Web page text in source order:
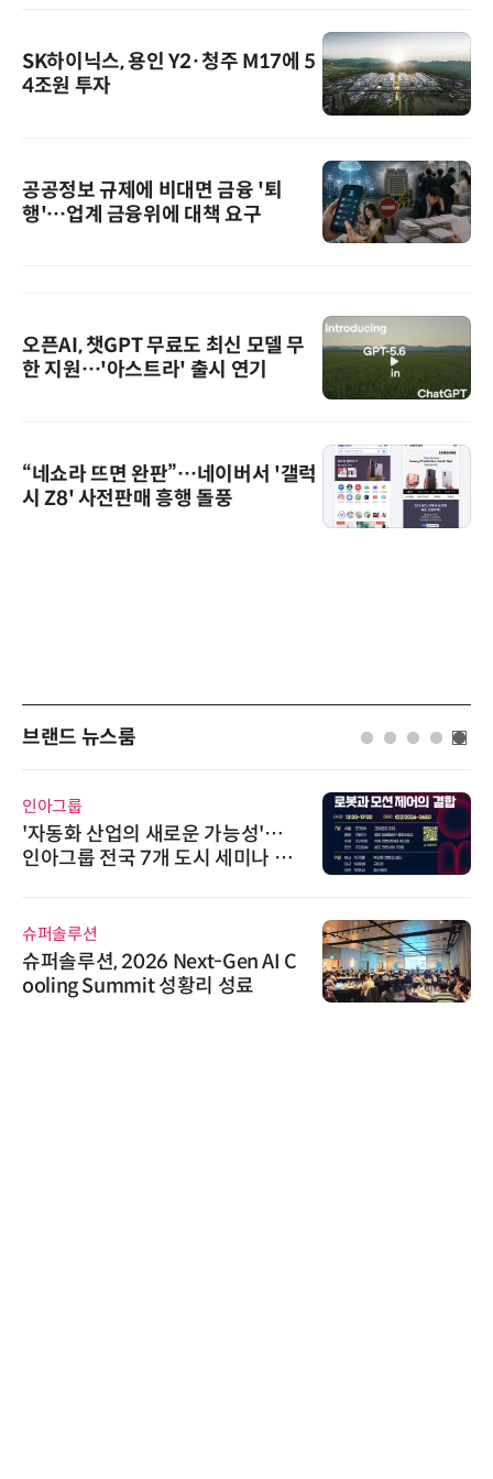
SK하이닉스, 용인 Y2·청주 M17에 5
4조원 투자
공공정보 규제에 비대면 금융 '퇴
행'…업계 금융위에 대책 요구
오픈AI, 챗GPT 무료도 최신 모델 무
한 지원…'아스트라' 출시 연기
“네쇼라 뜨면 완판”…네이버서 '갤럭
시 Z8' 사전판매 흥행 돌풍
브랜드 뉴스룸
인아그룹
'자동화 산업의 새로운 가능성'…
인아그룹 전국 7개 도시 세미나 페
슈퍼솔루션
슈퍼솔루션, 2026 Next-Gen AI C
ooling Summit 성황리 성료